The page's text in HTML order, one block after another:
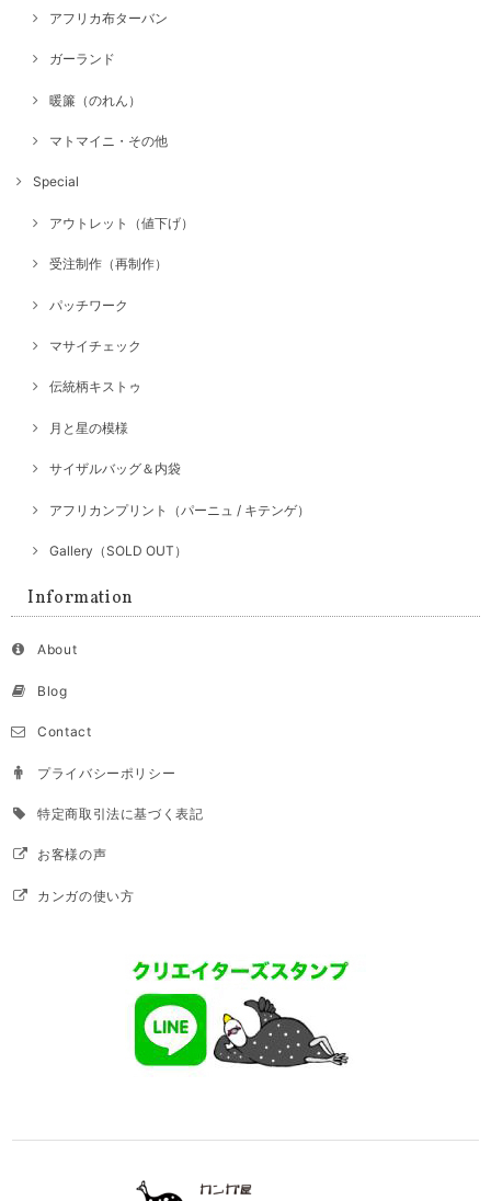
アフリカ布ターバン
ガーランド
暖簾（のれん）
マトマイニ・その他
Special
アウトレット（値下げ）
受注制作（再制作）
パッチワーク
マサイチェック
伝統柄キストゥ
月と星の模様
サイザルバッグ＆内袋
アフリカンプリント（パーニュ / キテンゲ）
Gallery（SOLD OUT）
Information
About
Blog
Contact
プライバシーポリシー
特定商取引法に基づく表記
お客様の声
カンガの使い方